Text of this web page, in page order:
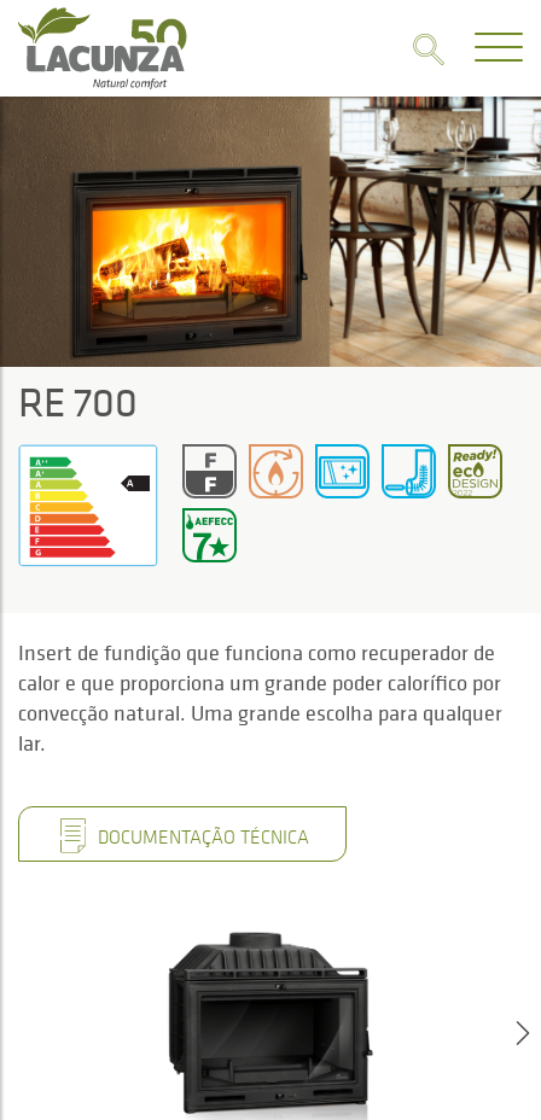
RE 700
Insert de fundição que funciona como recuperador de
calor e que proporciona um grande poder calorífico por
convecção natural. Uma grande escolha para qualquer
lar.
DOCUMENTAÇÃO TÉCNICA